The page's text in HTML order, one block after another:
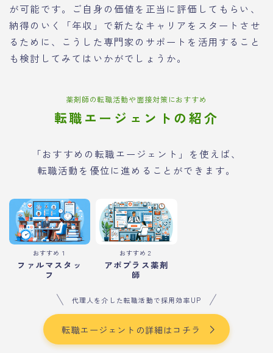
が可能です。ご自身の価値を正当に評価してもらい、
納得のいく「年収」で新たなキャリアをスタートさせ
るために、こうした専門家のサポートを活用すること
も検討してみてはいかがでしょうか。
薬剤師の転職活動や面接対策におすすめ
転職エージェントの紹介
「おすすめの転職エージェント」を使えば、
転職活動を優位に進めることができます。
おすすめ１
ファルマスタッ
フ
おすすめ２
アポプラス薬剤
師
代理人を介した転職活動で採用効率UP
転職エージェントの詳細はコチラ